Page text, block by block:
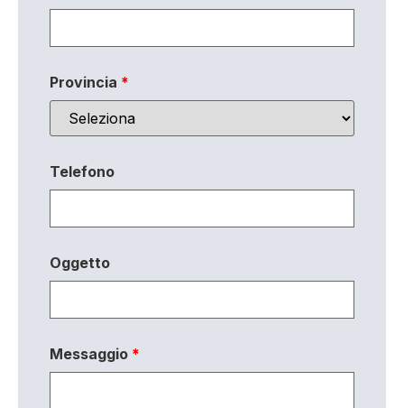
Provincia *
Telefono
Oggetto
Messaggio *